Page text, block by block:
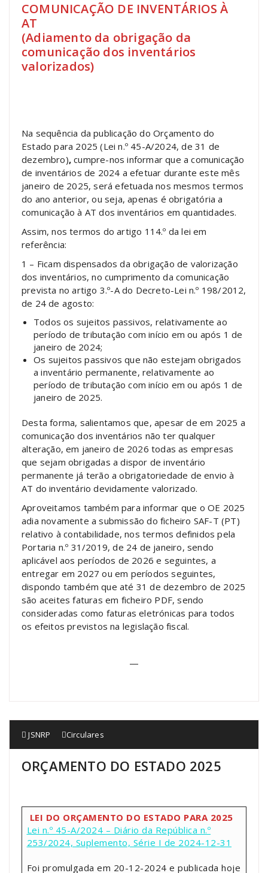
COMUNICAÇÃO DE INVENTÁRIOS À
AT
(Adiamento da obrigação da
comunicação dos inventários
valorizados)
Na sequência da publicação do Orçamento do
Estado para 2025 (Lei n.º 45-A/2024, de 31 de
dezembro),cumpre-nos informar que a comunicação
de inventários de 2024 a efetuar durante este mês
janeiro de 2025, será efetuada nos mesmos termos
do ano anterior, ou seja, apenas é obrigatória a
comunicação à AT dos inventários em quantidades.
Assim, nos termos do artigo 114.º da lei em
referência:
1 – Ficam dispensados da obrigação de valorização
dos inventários, no cumprimento da comunicação
prevista no artigo 3.º-A do Decreto-Lei n.º 198/2012,
de 24 de agosto:
Todos os sujeitos passivos, relativamente ao
período de tributação com início em ou após 1 de
janeiro de 2024;
Os sujeitos passivos que não estejam obrigados
a inventário permanente, relativamente ao
período de tributação com início em ou após 1 de
janeiro de 2025.
Desta forma, salientamos que, apesar de em 2025 a
comunicação dos inventários não ter qualquer
alteração, em janeiro de 2026 todas as empresas
que sejam obrigadas a dispor de inventário
permanente já terão a obrigatoriedade de envio à
AT do inventário devidamente valorizado.
Aproveitamos também para informar que o OE 2025
adia novamente a submissão do ficheiro SAF-T (PT)
relativo à contabilidade, nos termos definidos pela
Portaria n.º 31/2019, de 24 de janeiro, sendo
aplicável aos períodos de 2026 e seguintes, a
entregar em 2027 ou em períodos seguintes,
dispondo também que até 31 de dezembro de 2025
são aceites faturas em ficheiro PDF, sendo
consideradas como faturas eletrónicas para todos
os efeitos previstos na legislação fiscal.
—
JSNRP Circulares
ORÇAMENTO DO ESTADO 2025
LEI DO ORÇAMENTO DO ESTADO PARA 2025
Lei n.º 45-A/2024 – Diário da República n.º
253/2024, Suplemento, Série I de 2024-12-31
Foi promulgada em 20-12-2024 e publicada hoje